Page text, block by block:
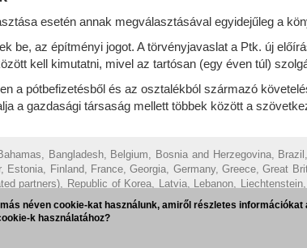
esetén annak megválasztásával egyidejűleg a
be, az építményi jogot. A törvényjavaslat a Ptk. új
kell kimutatni, mivel az tartósan (egy éven túl)
a pótbefizetésből és az osztalékból származó
a gazdasági társaság mellett többek között a
Bangladesh, Belgium, Bosnia and Herzegovina,
Estonia, Finland, France, Georgia, Germany, Greece, Great
partners), Republic of Korea, Latvia, Lebanon,
Pakistan, Panama, Paraguay, Peru, Philippines, Poland,
Tajikistan, Thailand, Tunisia, Turkey, Ukraine, United
néven cookie-kat használunk, amiről részletes információkat
k használatához?